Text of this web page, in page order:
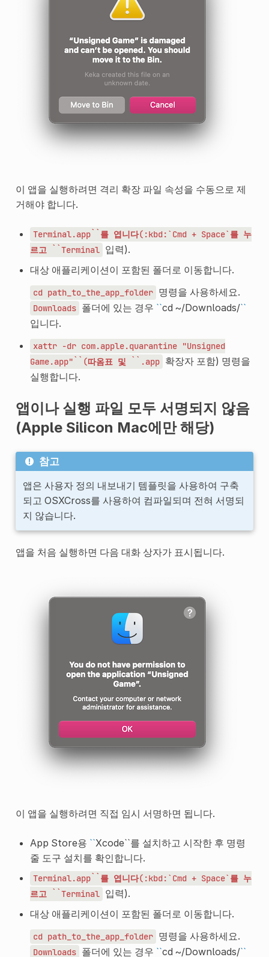
이 앱을 실행하려면 격리 확장 파일 속성을 수동으로 제
거해야 합니다.
Terminal.app``를 엽니다(:kbd:`Cmd + Space`를 누
르고
``Terminal 입력).
대상 애플리케이션이 포함된 폴더로 이동합니다.
cd path_to_the_app_folder 명령을 사용하세요.
Downloads 폴더에 있는 경우 ``cd ~/Downloads/``
입니다.
xattr -dr com.apple.quarantine "Unsigned
Game.app"``(따옴표 및 ``.app 확장자 포함) 명령을
실행합니다.
앱이나 실행 파일 모두 서명되지 않음
(Apple Silicon Mac에만 해당)
참고
앱은 사용자 정의 내보내기 템플릿을 사용하여 구축
되고 OSXCross를 사용하여 컴파일되며 전혀 서명되
지 않습니다.
앱을 처음 실행하면 다음 대화 상자가 표시됩니다.
이 앱을 실행하려면 직접 임시 서명하면 됩니다.
App Store용 ``Xcode``를 설치하고 시작한 후 명령
줄 도구 설치를 확인합니다.
Terminal.app``를 엽니다(:kbd:`Cmd + Space`를 누
르고
``Terminal 입력).
대상 애플리케이션이 포함된 폴더로 이동합니다.
cd path_to_the_app_folder 명령을 사용하세요.
Downloads 폴더에 있는 경우 ``cd ~/Downloads/``